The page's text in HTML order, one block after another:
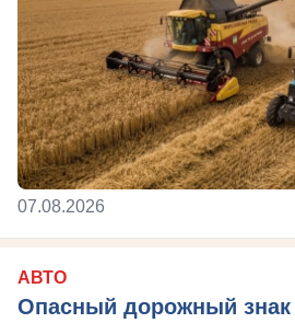
07.08.2026
АВТО
Опасный дорожный знак